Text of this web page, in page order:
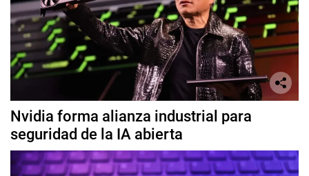
Nvidia forma alianza industrial para
seguridad de la IA abierta